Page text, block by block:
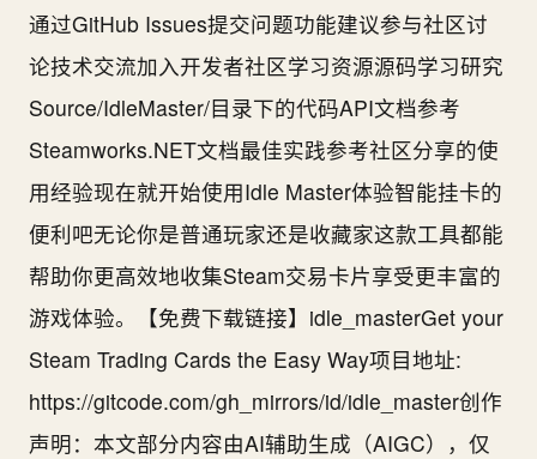
通过GitHub Issues提交问题功能建议参与社区讨
论技术交流加入开发者社区学习资源源码学习研究
Source/IdleMaster/目录下的代码API文档参考
Steamworks.NET文档最佳实践参考社区分享的使
用经验现在就开始使用Idle Master体验智能挂卡的
便利吧无论你是普通玩家还是收藏家这款工具都能
帮助你更高效地收集Steam交易卡片享受更丰富的
游戏体验。【免费下载链接】idle_masterGet your
Steam Trading Cards the Easy Way项目地址:
https://gitcode.com/gh_mirrors/id/idle_master创作
声明：本文部分内容由AI辅助生成（AIGC），仅